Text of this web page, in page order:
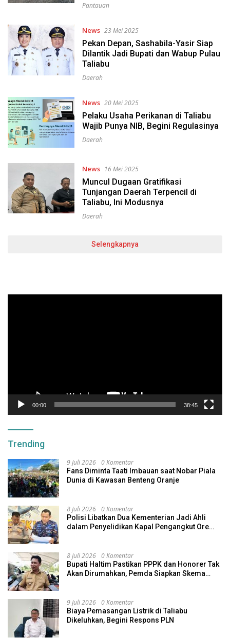
Pantauan
News 23 Mei 2025
Pekan Depan, Sashabila-Yasir Siap
Dilantik Jadi Bupati dan Wabup Pulau
Taliabu
Daerah
News 20 Mei 2025
Pelaku Usaha Perikanan di Taliabu
Wajib Punya NIB, Begini Regulasinya
Daerah
News 16 Mei 2025
Muncul Dugaan Gratifikasi
Tunjangan Daerah Terpencil di
Taliabu, Ini Modusnya
Daerah
Selengkapnya
00:00 38:45
Trending
9 Juli 2026 0 Komentar
Fans Diminta Taati Imbauan saat Nobar Piala
Dunia di Kawasan Benteng Oranje
8 Juli 2026 0 Komentar
Polisi Libatkan Dua Kementerian Jadi Ahli
dalam Penyelidikan Kapal Pengangkut Ore
8 Juli 2026 0 Komentar
Bupati Haltim Pastikan PPPK dan Honorer Tak
Akan Dirumahkan, Pemda Siapkan Skema
9 Juli 2026 0 Komentar
Biaya Pemasangan Listrik di Taliabu
Dikeluhkan, Begini Respons PLN